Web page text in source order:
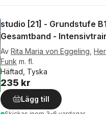
studio [21] - Grundstufe
Gesamtband -
Av Rita Maria von Eggeling
Funk m. fl.
Häftad, Tyska
235 kr
Lägg till